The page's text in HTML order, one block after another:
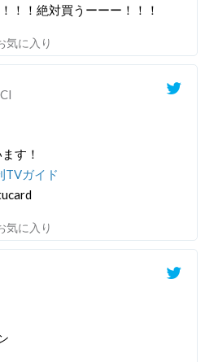
！！絶対買うーーー！！！
気に入り
す！
TVガイド
気に入り